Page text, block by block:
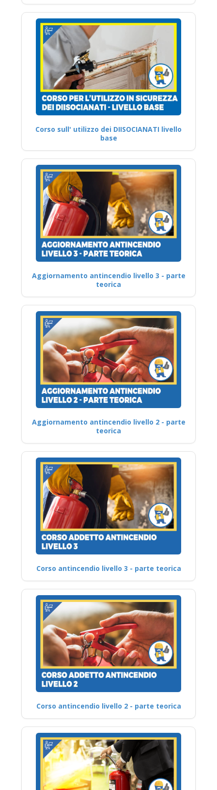
Corso sull' utilizzo dei DIISOCIANATI livello
base
Aggiornamento antincendio livello 3 - parte
teorica
Aggiornamento antincendio livello 2 - parte
teorica
Corso antincendio livello 3 - parte teorica
Corso antincendio livello 2 - parte teorica